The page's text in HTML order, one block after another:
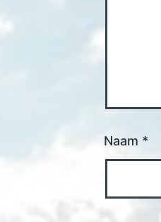
Naam *